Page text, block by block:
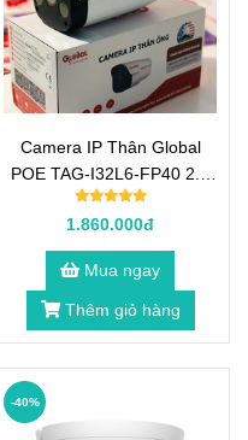
Camera IP Thân Global
POE TAG-I32L6-FP40 2.0
Megapixel
1.860.000đ
Mua ngay
Thêm giỏ hàng
-40%